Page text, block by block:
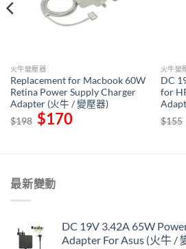
火牛變壓器
Replacement for Macbook 60W
Retina Power Supply Charger
Adapter (火牛 / 變壓器)
$198 Original
price
$170Current
price
火牛變
DC
for
$155
最新變動
DC 19V 3.42A 65W
Adapter For Asus (火牛 /